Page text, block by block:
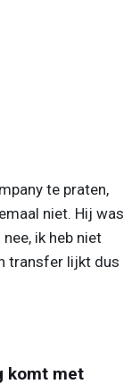
te praten,
niet. Hij was
ik heb niet
transfer lijkt dus
komt met